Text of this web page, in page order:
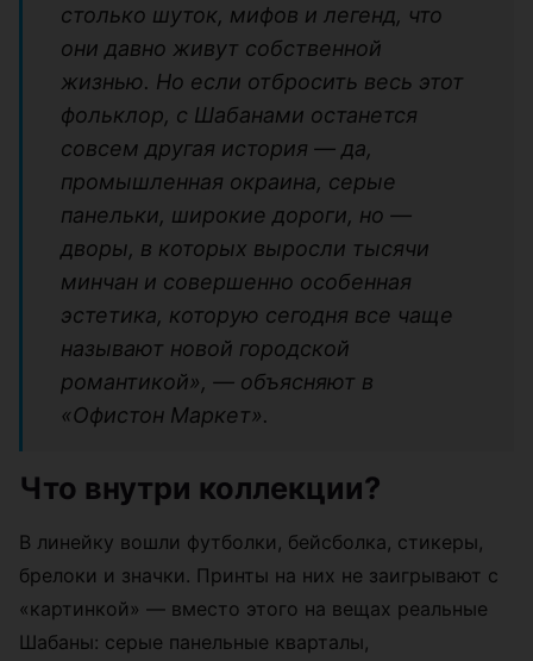
столько шуток, мифов и легенд, что
они давно живут собственной
жизнью. Но если отбросить весь этот
фольклор, с Шабанами останется
совсем другая история — да,
промышленная окраина, серые
панельки, широкие дороги, но —
дворы, в которых выросли тысячи
минчан и совершенно особенная
эстетика, которую сегодня все чаще
называют новой городской
романтикой», — объясняют в
«Офистон Маркет».
Что внутри коллекции?
В линейку вошли футболки, бейсболка, стикеры,
брелоки и значки. Принты на них не заигрывают с
«картинкой» — вместо этого на вещах реальные
Шабаны: серые панельные кварталы,